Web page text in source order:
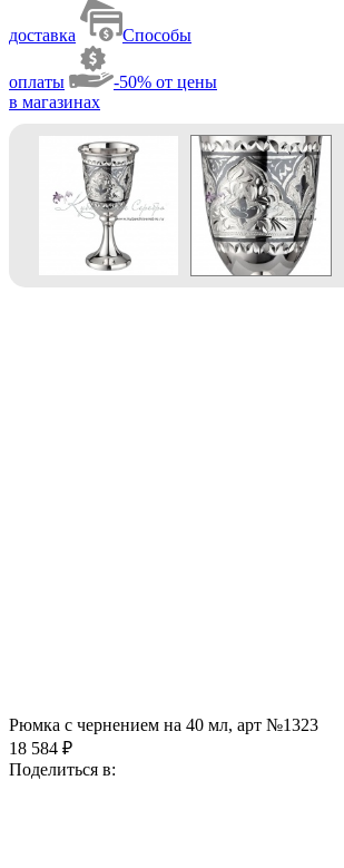
доставка Способы
оплаты
-50% от цены
в магазинах
Рюмка с чернением на 40 мл, арт №1323
18 584 ₽
Поделиться в: